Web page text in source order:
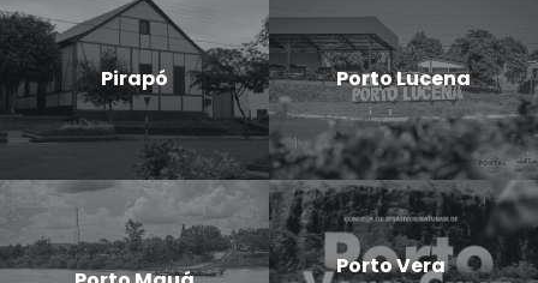
Pirapó Porto Lucena
Porto Vera